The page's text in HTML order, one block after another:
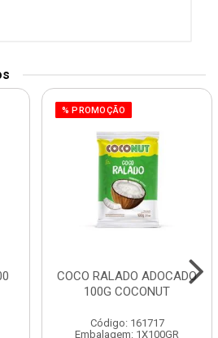
% PROMOÇÃO
COCO RALADO ADOCADO
100G COCONUT
Código: 161717
Embalagem: 1X100GR